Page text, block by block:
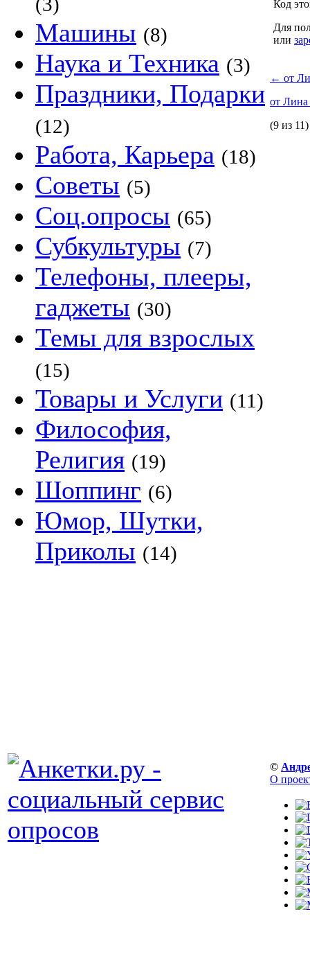
Машины (8)
Наука и Техника (3)
Праздники, Подарки
(12)
Работа, Карьера (18)
Советы (5)
Соц.опросы (65)
Субкультуры (7)
Телефоны, плееры,
гаджеты (30)
Темы для взрослых
(15)
Товары и Услуги (11)
Философия,
Религия (19)
Шоппинг (6)
Юмор, Шутки,
Приколы (14)
Код
Для
или
← от
от Лина
(9 из 11)
©
О